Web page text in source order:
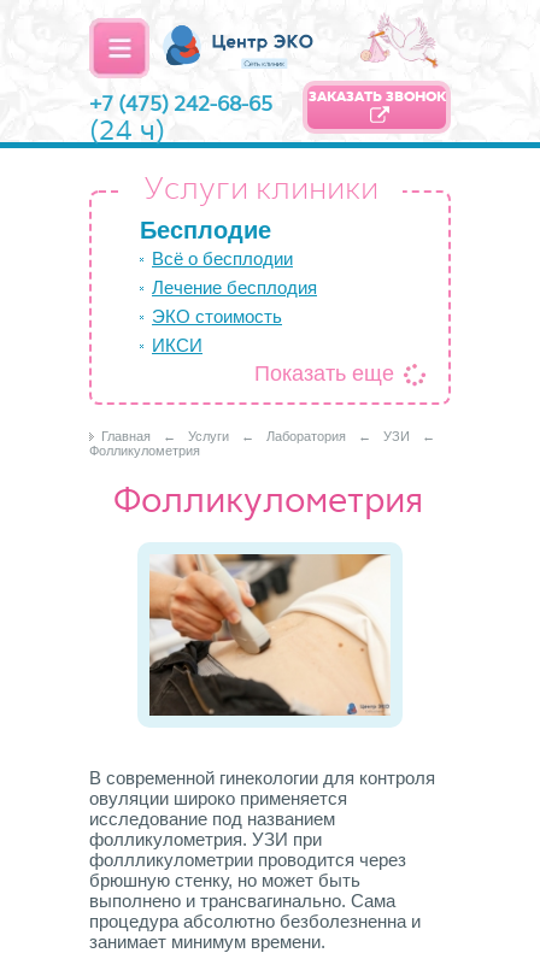
+7 (475) 242-68-65
(24 ч)
ЗАКАЗАТЬ ЗВОНОК
Услуги клиники
Бесплодие
Всё о бесплодии
Лечение бесплодия
ЭКО стоимость
ИКСИ
Показать еще
Главная ← Услуги ← Лаборатория ← УЗИ
←
Фолликулометрия
Фолликулометрия
В современной гинекологии для контроля
овуляции широко применяется
исследование под названием
фолликулометрия. УЗИ при
фоллликулометрии проводится через
брюшную стенку, но может быть
выполнено и трансвагинально. Сама
процедура абсолютно безболезненна и
занимает минимум времени.